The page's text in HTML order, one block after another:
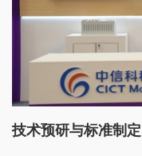
技术预研与标准制